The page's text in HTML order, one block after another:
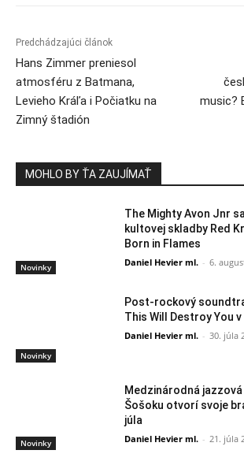
Predchádzajúci článok
Hans Zimmer preniesol
atmosféru z Batmana,
Levieho Kráľa i Počiatku na
Zimný štadión
music?
MOHLO BY ŤA ZAUJÍMAŤ
Novinky
The Mighty Avon Jnr
kultovej skladby Red
Born in Flames
Daniel Hevier ml. - 6.
Novinky
Post-rockový
This Will Destroy You
Daniel Hevier ml. - 30. júla
Novinky
Medzinárodná
Šošoku otvorí svoje
júla
Daniel Hevier ml. - 21. júla